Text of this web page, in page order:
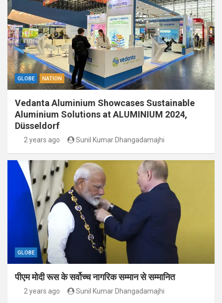
GLOBE NATION
Vedanta Aluminium Showcases Sustainable
Aluminium Solutions at ALUMINIUM 2024,
Düsseldorf
2 years ago Sunil Kumar Dhangadamajhi
GLOBE
पीएम मोदी रूस के सर्वोच्च नागरिक सम्मान से सम्मानित
2 years ago Sunil Kumar Dhangadamajhi